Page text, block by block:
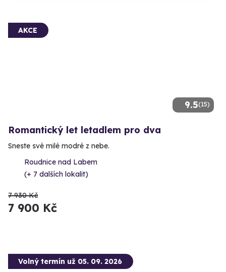
9.5(15)
AKCE
Romantický let letadlem pro dva
Sneste své milé modré z nebe.
Roudnice nad Labem
(+ 7 dalších lokalit)
7 930 Kč
7 900 Kč
Volný termín už 05. 09. 2026